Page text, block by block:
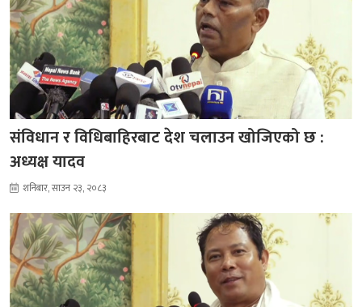
संविधान र विधिबाहिरबाट देश चलाउन खोजिएको छ :
अध्यक्ष यादव
शनिबार, साउन २३, २०८३